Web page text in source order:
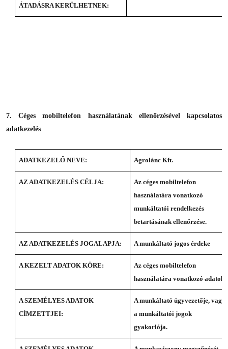
ÁTADÁSRA KERÜLHETNEK:
7. Céges mobiltelefon használatának ellenőrzésével kapcsolatos
adatkezelés
ADATKEZELŐ NEVE: Agrolánc Kft.
AZ ADATKEZELÉS CÉLJA:
Az céges mobiltelefon
használatára vonatkozó
munkáltatói rendelkezés
betartásának ellenőrzése.
AZ ADATKEZELÉS JOGALAPJA: A munkáltató jogos érdeke
A KEZELT ADATOK KÖRE:
Az céges mobiltelefon
használatára vonatkozó adatok.
A SZEMÉLYES ADATOK
CÍMZETTJEI:
A munkáltató ügyvezetője, vagy
a munkáltatói jogok
gyakorlója.